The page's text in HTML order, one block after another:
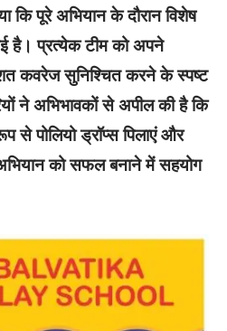
कि पूरे अभियान के दौरान विशेष
है। प्रत्येक टीम को अपने
कवरेज सुनिश्चित करने के स्पष्ट
ने अभिभावकों से अपील की है कि
से पोलियो ड्रॉप्स पिलाएं और
को सफल बनाने में सहयोग